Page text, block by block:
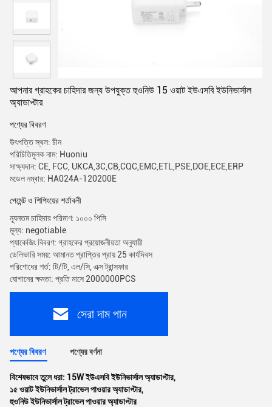
আপনার গ্রাহকের চাহিদার জন্য উপযুক্ত হুওনিউ 15 ওয়াট ইউএসবি ইউনিভার্সাল
অ্যাডাপ্টার
পণ্যের বিবরণ
উৎপত্তি স্থল: চীন
পরিচিতিমুলক নাম: Huoniu
সাক্ষ্যদান: CE, FCC, UKCA,3C,CB,CQC,EMC,ETL,PSE,DOE,ECE,ERP
মডেল নম্বার: HA024A-120200E
পেমেন্ট ও শিপিংয়ের শর্তাবলী
ন্যূনতম চাহিদার পরিমাণ: ১০০০ পিসি
মূল্য: negotiable
প্যাকেজিং বিবরণ: গ্রাহকের প্রয়োজনীয়তা অনুযায়ী
ডেলিভারি সময়: আমানত প্রাপ্তির প্রায় 25 কার্যদিবস
পরিশোধের শর্ত: টি/টি, এল/সি, এক্স ট্রান্সফার
যোগানের ক্ষমতা: প্রতি মাসে 2000000PCS
সেরা দাম পান
পণ্যের বিবরণ পণ্যের বর্ণনা
বিশেষভাবে তুলে ধরা: 15W ইউএসবি ইউনিভার্সাল অ্যাডাপ্টার,
১৫ ওয়াট ইউনিভার্সাল ট্রাভেল পাওয়ার অ্যাডাপ্টার,
হুওনিউ ইউনিভার্সাল ট্রাভেল পাওয়ার অ্যাডাপ্টার